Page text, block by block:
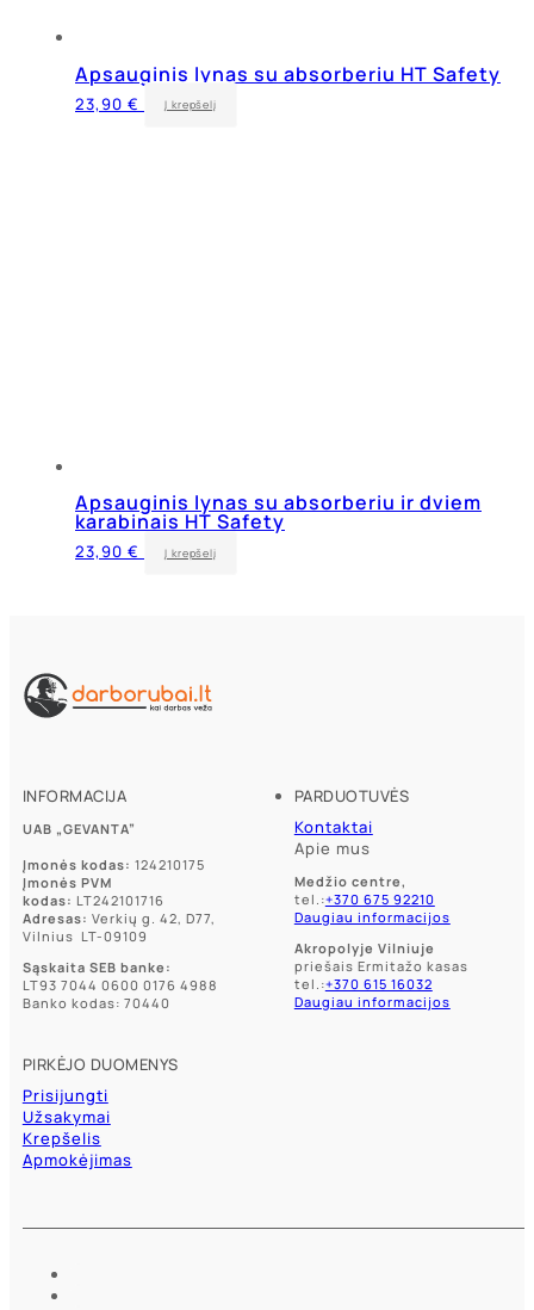
Apsauginis lynas su absorberiu HT Safety
23,90 € Į krepšelį
Apsauginis lynas su absorberiu ir dviem
karabinais HT Safety
23,90 € Į krepšelį
INFORMACIJA
UAB „GEVANTA”
Įmonės kodas: 124210175
Įmonės PVM
kodas: LT242101716
Adresas: Verkių g. 42, D77,
Vilnius LT-09109
Sąskaita SEB banke:
LT93 7044 0600 0176 4988
Banko kodas: 70440
PARDUOTUVĖS
Kontaktai
Apie mus
Medžio centre,
tel.:+370 675 92210
Daugiau informacijos
Akropolyje Vilniuje
priešais Ermitažo kasas
tel.:+370 615 16032
Daugiau informacijos
PIRKĖJO DUOMENYS
Prisijungti
Užsakymai
Krepšelis
Apmokėjimas